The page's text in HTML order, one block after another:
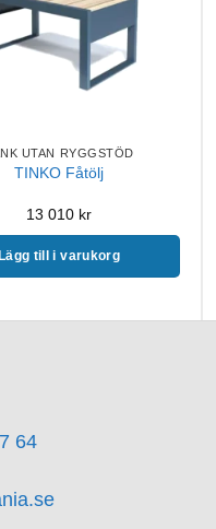
UTAN RYGGSTÖD
TINKO Fåtölj
13 010 kr
Lägg till i varukorg
64